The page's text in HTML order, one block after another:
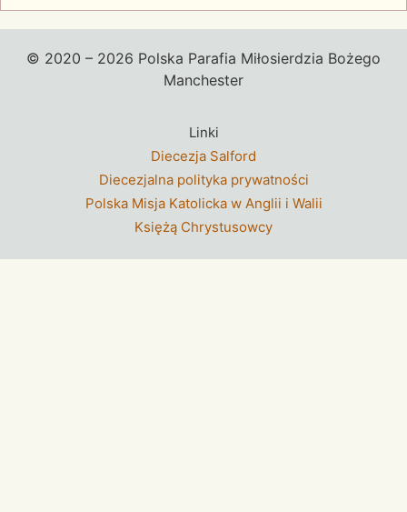
© 2020 – 2026 Polska Parafia Miłosierdzia Bożego
Manchester
Linki
Diecezja Salford
Diecezjalna polityka prywatności
Polska Misja Katolicka w Anglii i Walii
Księżą Chrystusowcy